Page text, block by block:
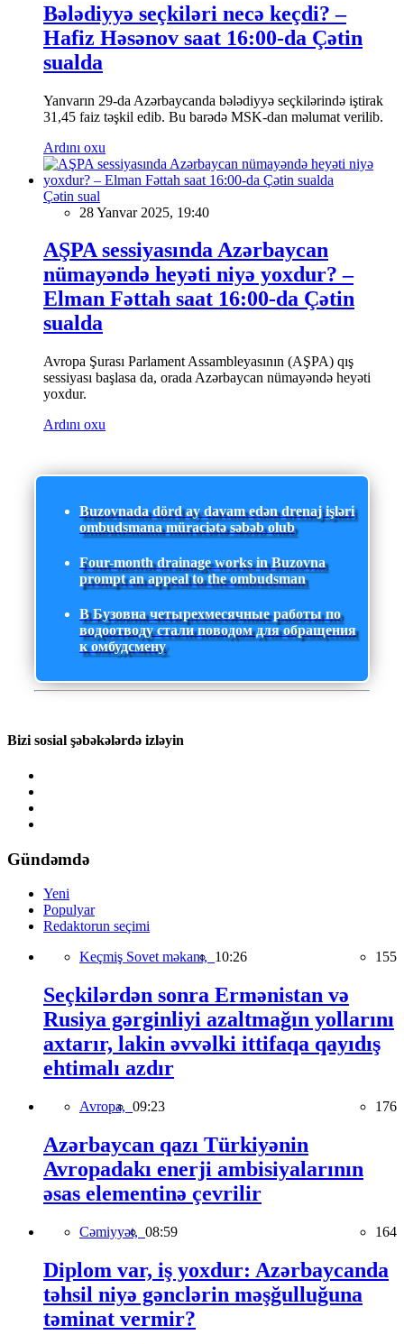
Bələdiyyə seçkiləri necə keçdi? –
Hafiz Həsənov saat 16:00-da Çətin
sualda
Yanvarın 29-da Azərbaycanda bələdiyyə seçkilərində iştirak
31,45 faiz təşkil edib. Bu barədə MSK-dan məlumat verilib.
Ardını oxu
Çətin sual
28 Yanvar 2025, 19:40
AŞPA sessiyasında Azərbaycan
nümayəndə heyəti niyə yoxdur? –
Elman Fəttah saat 16:00-da Çətin
sualda
Avropa Şurası Parlament Assambleyasının (AŞPA) qış
sessiyası başlasa da, orada Azərbaycan nümayəndə heyəti
yoxdur.
Ardını oxu
Buzovnada dörd ay davam edən drenaj işləri
ombudsmana müraciətə səbəb olub
Four-month drainage works in Buzovna
prompt an appeal to the ombudsman
В Бузовна четырехмесячные работы по
водоотводу стали поводом для обращения
к омбудсмену
Bizi sosial şəbəkələrdə izləyin
Gündəmdə
Yeni
Populyar
Redaktorun seçimi
Keçmiş Sovet məkanı, 10:26 155
Seçkilərdən sonra Ermənistan və
Rusiya gərginliyi azaltmağın yollarını
axtarır, lakin əvvəlki ittifaqa qayıdış
ehtimalı azdır
Avropa, 09:23 176
Azərbaycan qazı Türkiyənin
Avropadakı enerji ambisiyalarının
əsas elementinə çevrilir
Cəmiyyət, 08:59 164
Diplom var, iş yoxdur: Azərbaycanda
təhsil niyə gənclərin məşğulluğuna
təminat vermir?